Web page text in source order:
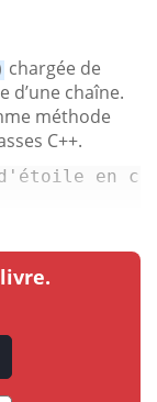
chargée de
d’une chaîne.
méthode
C++.
d'étoile en